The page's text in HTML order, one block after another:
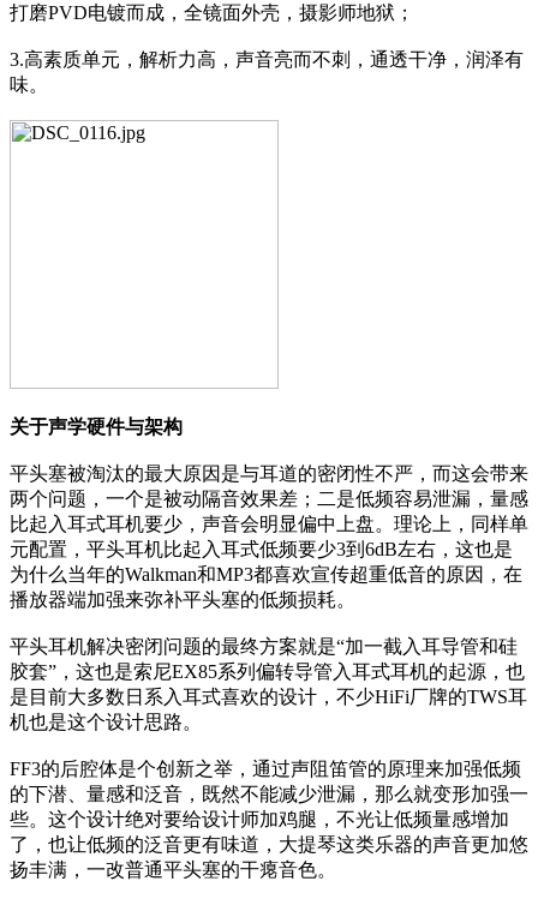
打磨PVD电镀而成，全镜面外壳，摄影师地狱；
3.高素质单元，解析力高，声音亮而不刺，通透干净，润泽有
味。
关于声学硬件与架构
平头塞被淘汰的最大原因是与耳道的密闭性不严，而这会带来
两个问题，一个是被动隔音效果差；二是低频容易泄漏，量感
比起入耳式耳机要少，声音会明显偏中上盘。理论上，同样单
元配置，平头耳机比起入耳式低频要少3到6dB左右，这也是
为什么当年的Walkman和MP3都喜欢宣传超重低音的原因，在
播放器端加强来弥补平头塞的低频损耗。
平头耳机解决密闭问题的最终方案就是“加一截入耳导管和硅
胶套”，这也是索尼EX85系列偏转导管入耳式耳机的起源，也
是目前大多数日系入耳式喜欢的设计，不少HiFi厂牌的TWS耳
机也是这个设计思路。
FF3的后腔体是个创新之举，通过声阻笛管的原理来加强低频
的下潜、量感和泛音，既然不能减少泄漏，那么就变形加强一
些。这个设计绝对要给设计师加鸡腿，不光让低频量感增加
了，也让低频的泛音更有味道，大提琴这类乐器的声音更加悠
扬丰满，一改普通平头塞的干瘪音色。